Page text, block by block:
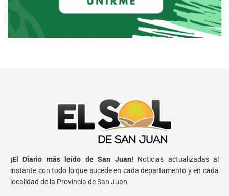
¡El Diario más leído de San Juan! Noticias actualizadas al
instante con todo lo que sucede en cada departamento y en cada
localidad de la Provincia de San Juan.